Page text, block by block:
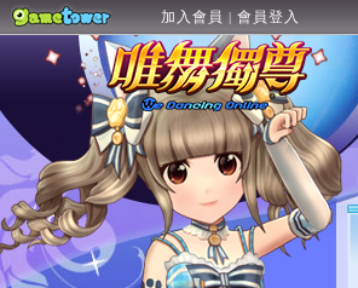
加入會員 | 會員登入